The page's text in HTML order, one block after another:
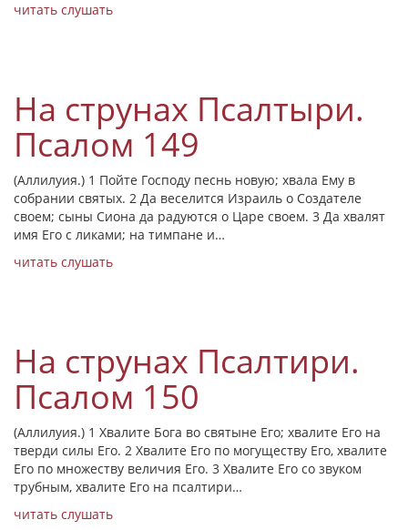
читать слушать
На струнах Псалтыри.
Псалом 149
(Аллилуия.) 1 Пойте Господу песнь новую; хвала Ему в
собрании святых. 2 Да веселится Израиль о Создателе
своем; сыны Сиона да радуются о Царе своем. 3 Да хвалят
имя Его с ликами; на тимпане и…
читать слушать
На струнах Псалтири.
Псалом 150
(Аллилуия.) 1 Хвалите Бога во святыне Его; хвалите Его на
тверди силы Его. 2 Хвалите Его по могуществу Его, хвалите
Его по множеству величия Его. 3 Хвалите Его со звуком
трубным, хвалите Его на псалтири…
читать слушать